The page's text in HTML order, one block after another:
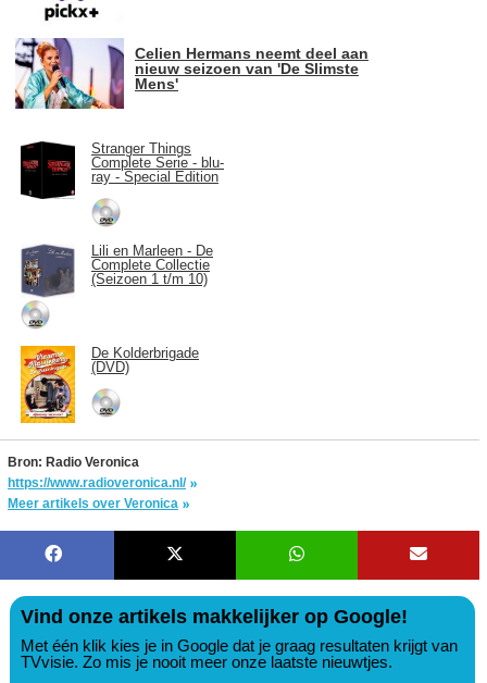
Celien Hermans neemt deel aan
nieuw seizoen van 'De Slimste
Mens'
Stranger Things
Complete Serie - blu-
ray - Special Edition
Lili en Marleen - De
Complete Collectie
(Seizoen 1 t/m 10)
De Kolderbrigade
(DVD)
Bron: Radio Veronica
https://www.radioveronica.nl/
Meer artikels over Veronica
Vind onze artikels makkelijker op Google!
Met één klik kies je in Google dat je graag resultaten krijgt van
TVvisie. Zo mis je nooit meer onze laatste nieuwtjes.